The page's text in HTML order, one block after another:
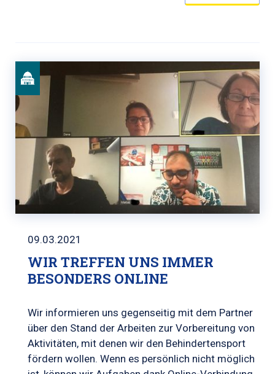
09.03.2021
WIR TREFFEN UNS IMMER
BESONDERS ONLINE
Wir informieren uns gegenseitig mit dem Partner
über den Stand der Arbeiten zur Vorbereitung von
Aktivitäten, mit denen wir den Behindertensport
fördern wollen. Wenn es persönlich nicht möglich